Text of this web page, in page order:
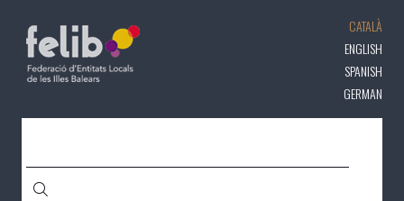
contingut
CATALÀ
ENGLISH
SPANISH
GERMAN